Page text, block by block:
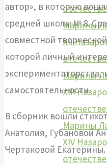
Марины
XII
Марины
XIII
Марины
XIV
автор», в которую
средней школы № 8.
совместной
которой личный
самостоятельности.
В сборник вошли
Анатолия, Губановой
Чертаковой Екатерины.